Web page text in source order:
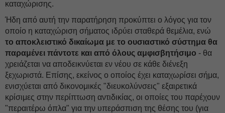
καταχώρισης.
Ήδη από αυτή την παρατήρηση προκύπτει ο λόγος για τον
οποίο η καταχώριση σήματος ιδρύει σταθερά θεμέλια, ενώ
το αποκλειστικό δικαίωμα με το ουσιαστικό σύστημα θα
παραμένει πάντοτε και από όλους αμφισβητήσιμο - θα
χρειάζεται να αποδεικνύεται εν νέου σε κάθε διένεξη
ξεχωριστά. Επίσης, εκείνος ο οποίος έχει καταχωρίσει σήμα,
ενισχύεται από δικονομικές "διευκολύνσεις" εξαιρετικά
κρίσιμες στην περίπτωση αντιδικίας, οι οποίες του παρέχουν
"περαιτέρω όπλα" για την υπεράσπιση της θέσης του (για